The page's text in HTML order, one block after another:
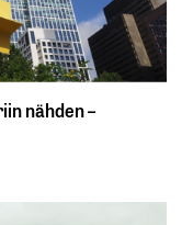
nähden –